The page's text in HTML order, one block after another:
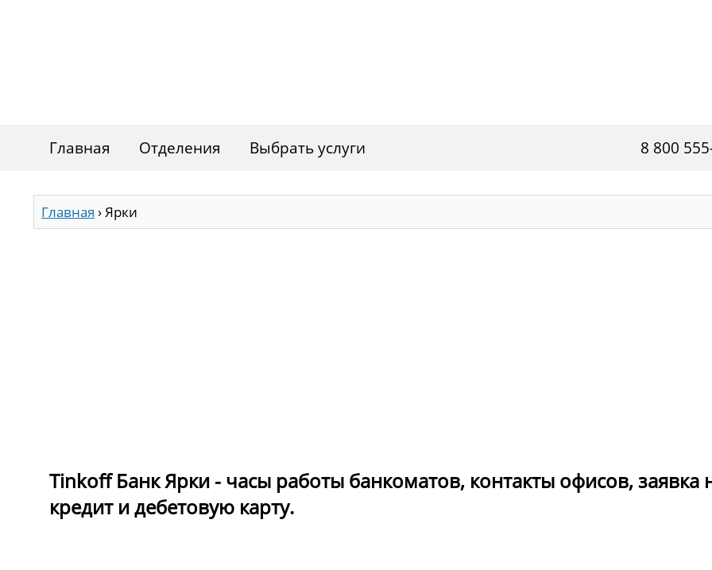
Главная Отделения Выбрать услуги 8 800
Главная ›Ярки
Tinkoff Банк Ярки - часы работы банкоматов, контакты офисов, заявка
кредит и дебетовую карту.